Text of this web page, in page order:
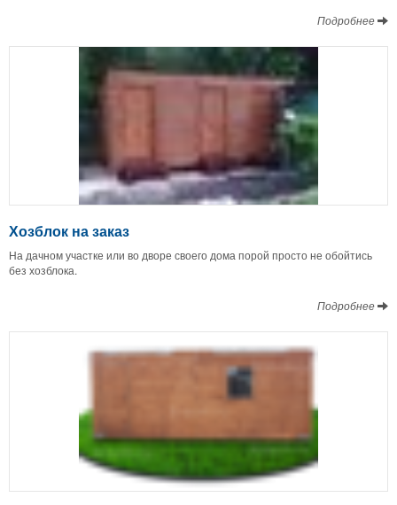
Подробнее
Хозблок на заказ
На дачном участке или во дворе своего дома порой просто не обойтись
без хозблока.
Подробнее